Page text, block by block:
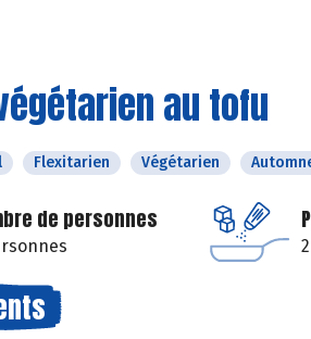
au tofu
Flexitarien Végétarien
de personnes